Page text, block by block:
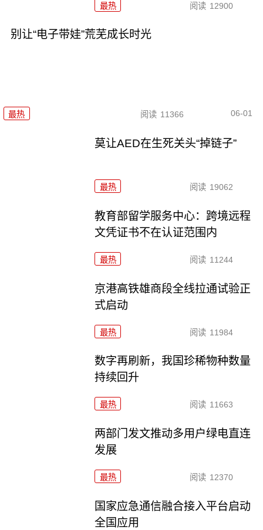
最热 阅读 12900
别让“电子带娃”荒芜成长时光
最热 阅读 11366 06-01
莫让AED在生死关头“掉链子”
最热 阅读 19062
教育部留学服务中心：跨境远程
文凭证书不在认证范围内
最热 阅读 11244
京港高铁雄商段全线拉通试验正
式启动
最热 阅读 11984
数字再刷新，我国珍稀物种数量
持续回升
最热 阅读 11663
两部门发文推动多用户绿电直连
发展
最热 阅读 12370
国家应急通信融合接入平台启动
全国应用